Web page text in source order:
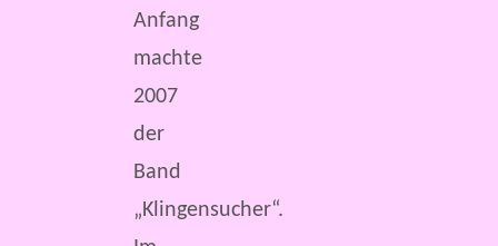
Anfang
machte
2007
der
Band
„Klingensucher“.